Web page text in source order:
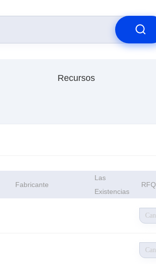
Recursos
Fabricante
Las
Existencias
RFQ